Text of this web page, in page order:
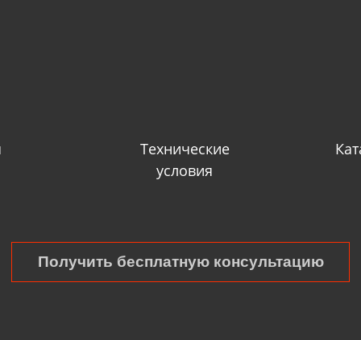
Получить бесплатную консультацию
Технические
условия